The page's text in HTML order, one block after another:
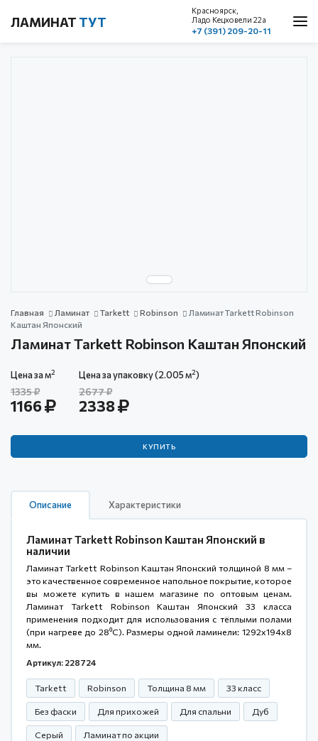
ЛАМИНАТ ТУТ
Красноярск,
Ладо Кецховели 22a
+7 (391) 209-20-11
Главная
Ламинат Tarkett Robinson
Ламинат Tarkett Robinson
Каштан Японский
Ламинат Tarkett Robinson Каштан Японский
Цена за м2
1335
1166
Цена за упаковку (2.005 м2)
2677
2338
КУПИТЬ
Описание Характеристики
Ламинат Tarkett Robinson Каштан Японский в
наличии
Ламинат Tarkett Robinson Каштан Японский толщиной 8 мм –
это качественное современное напольное покрытие, которое
вы можете купить в нашем магазине по оптовым ценам.
Ламинат Tarkett Robinson Каштан Японский 33 класса
применения подходит для использования с тёплыми полами
(при нагреве до 28⁰С). Размеры одной ламинели: 1292x194x8
мм.
Артикул: 228724
Tarkett Robinson Толщина 8 мм 33 класс
Без фаски Для прихожей Для спальни Дуб
Серый Ламинат по акции